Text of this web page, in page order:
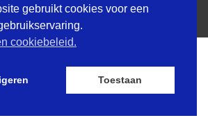
WordPress thema
gebruikt cookies voor een
cookiebeleid.
Toestaan